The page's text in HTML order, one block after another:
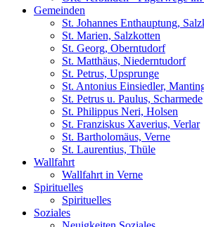
Gemeinden
St. Johannes Enthauptung,
St. Marien, Salzkotten
St. Georg, Oberntudorf
St. Matthäus, Niederntudorf
St. Petrus, Upsprunge
St. Antonius Einsiedler,
St. Petrus u. Paulus, Scharmede
St. Philippus Neri, Holsen
St. Franziskus Xaverius, Verlar
St. Bartholomäus, Verne
St. Laurentius, Thüle
Wallfahrt
Wallfahrt in Verne
Spirituelles
Spirituelles
Soziales